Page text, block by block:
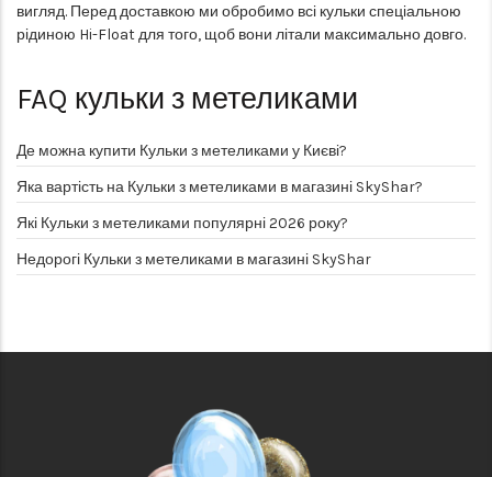
вигляд. Перед доставкою ми обробимо всі кульки спеціальною
рідиною Hi-Float для того, щоб вони літали максимально довго.
FAQ кульки з метеликами
Де можна купити Кульки з метеликами у Києві?
Яка вартість на Кульки з метеликами в магазині SkyShar?
Які Кульки з метеликами популярні 2026 року?
Недорогі Кульки з метеликами в магазині SkyShar